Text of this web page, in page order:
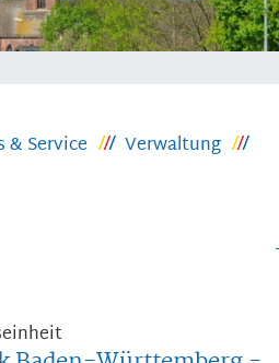
& Service
Verwaltung